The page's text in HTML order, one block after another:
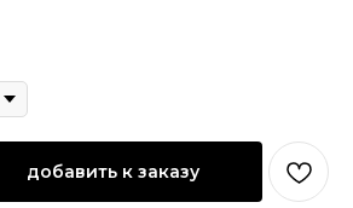
добавить к заказу